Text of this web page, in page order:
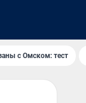
с Омском: тест